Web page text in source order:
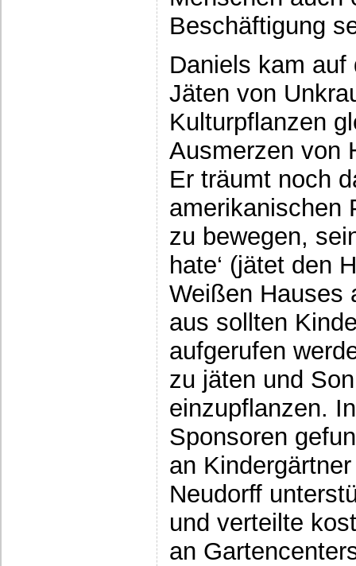
Beschäftigung
Daniels kam
Jäten von
Kulturpflanzen
Ausmerzen von
Er träumt noch
amerikanischen
zu bewegen,
hate‘ (jätet den
Weißen Hauses
aus sollten
aufgerufen
zu jäten und
einzupflanzen.
Sponsoren
an
Neudorff
und verteilte
an